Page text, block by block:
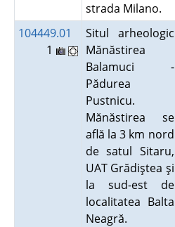
strada Milano.
104449.01
1
Situl arheologic
Mănăstirea
Balamuci -
Pădurea
Pustnicu.
Mănăstirea se
află la 3 km nord
de satul Sitaru,
UAT Grădiştea şi
la sud-est de
localitatea Balta
Neagră.